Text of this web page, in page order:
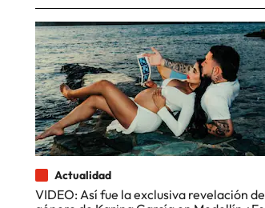
Actualidad
VIDEO: Así fue la exclusiva revelación de